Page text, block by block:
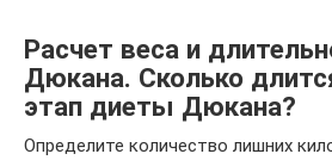
Расчет веса и
Дюкана. Сколько
этап диеты Дюкана?
Определите количество лишних